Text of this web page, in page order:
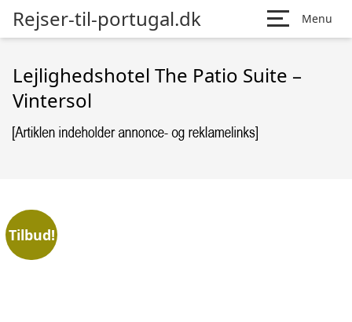
Rejser-til-portugal.dk Menu
Lejlighedshotel The Patio Suite –
Vintersol
Tilbud!